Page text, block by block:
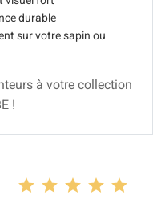
durable
sur votre sapin ou
à votre collection
!